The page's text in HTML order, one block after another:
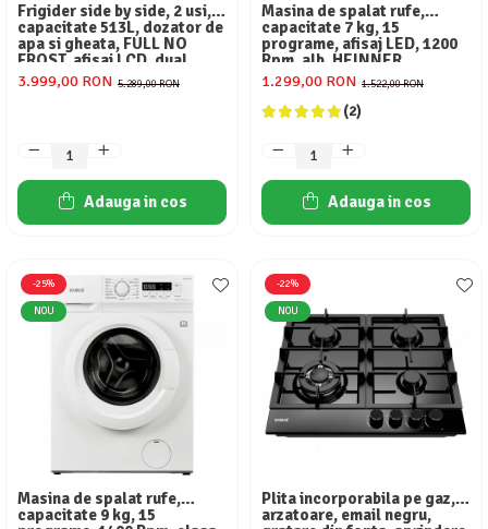
Frigider side by side, 2 usi,
capacitate 513L, dozator de
apa si gheata, FULL NO
FROST, afisaj LCD, dual
inverter,Samus SSX-
670NFIDE
5.289,00 RON
3.999,00 RON
Adauga in cos
Masina de spalat rufe,
capacitate 7 kg, 15
programe, afisaj LED, 1200
Rpm, alb, HEINNER
1.522,00 RON
1.299,00 RON
(2)
Adauga in cos
-25%
NOU
Masina de spalat rufe,
capacitate 9 kg, 15
-22%
NOU
Plita incorporabila pe gaz, 4
arzatoare, email negru,